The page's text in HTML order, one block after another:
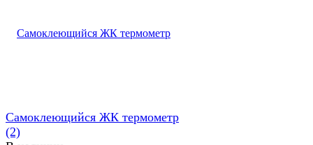
Самоклеющийся ЖК термометр
(2)